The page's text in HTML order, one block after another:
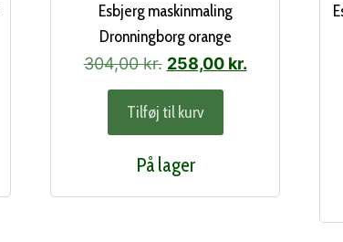
Esbjerg maskinmaling
Dronningborg orange
304,00kr. Den
oprindelige
pris
var:
304,00 kr..
258,00 kr.Den
Tilføj til kurv
På lager